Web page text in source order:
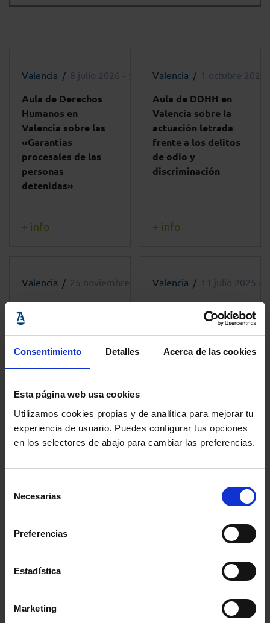
Consentimiento Detalles Acerca de las cookies
Esta página web usa cookies
Utilizamos cookies propias y de analítica para mejorar tu
experiencia de usuario. Puedes configurar tus opciones
en los selectores de abajo para cambiar las preferencias.
Necesarias
Preferencias
Estadística
Marketing
Valencia 8 julio 2026 - 17:00h
Aula de Derechos
Humanos en
Valencia sobre las
«Garantías
procesales de las
personas
detenidas»
+ info
Valencia 25 noviembre 2025 - 17:00h
Jornada
“Rompiendo el
miedo: Voces para la
libertad”
+ info
Valencia 1 octubre 2025
Aula de DDHH en
Valencia sobre la
actuación letrada
frente a los delitos
de odio y
discriminación
+ info
Valencia 11 julio 2025 -
Actos por el Día de
la Justicia Gratuita
en Valencia
+ info